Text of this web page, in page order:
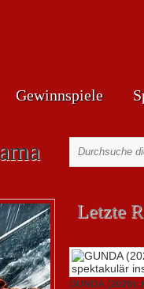
Gewinnspiele
Letzte
GUNDA (2020):